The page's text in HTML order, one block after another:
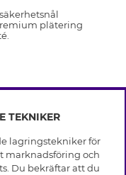
plätering
TEKNIKER
lagringstekniker för
marknadsföring och
Du bekräftar att du